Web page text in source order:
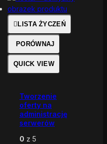
LISTA ŻYCZEŃ
PORÓWNAJ
QUICK VIEW
Tworzenie
oferty na
administrację
serwerów
0 z 5